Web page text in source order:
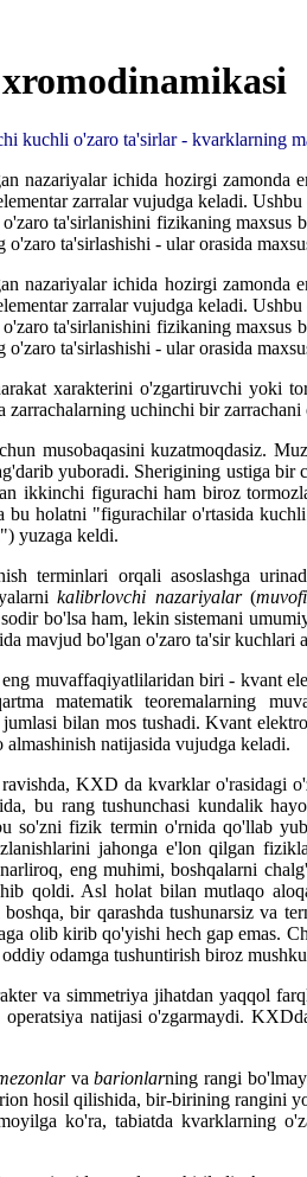
kuchli o'zaro ta'sirlar - kvarklarning
nazariyalar ichida hozirgi zamonda
zarralar vujudga keladi.
ta'sirlanishini fizikaning
ta'sirlashishi - ular orasida
nazariyalar ichida hozirgi zamonda
zarralar vujudga keladi.
ta'sirlanishini fizikaning
ta'sirlashishi - ular orasida
xarakterini o'zgartiruvchi yoki
uchinchi bir
musobaqasini kuzatmoqdasiz.
yuboradi. Sherigining ustiga bir
ikkinchi figurachi ham biroz
holatni "figurachilar o'rtasida
yuzaga keldi.
terminlari orqali asoslashga
kalibrlovchi nazariyalar(
bo'lsa ham, lekin sistemani
mavjud bo'lgan o'zaro ta'sir
muvaffaqiyatlilaridan biri - kvant
matematik teoremalarning
bilan mos tushadi. Kvant
natijasida vujudga keladi.
KXD da kvarklar o'rasidagi
bu rang tushunchasi kundalik
so'zni fizik termin o'rnida qo'llab
jahonga e'lon qilgan
eng muhimi, boshqalarni
qoldi. Asl holat bilan mutlaqo
bir qarashda tushunarsiz va
olib kirib qo'yishi hech gap emas.
odamga tushuntirish biroz
va simmetriya jihatdan yaqqol
natijasi o'zgarmaydi.
vabarionlarning rangi
hosil qilishida, bir-birining rangini
ko'ra, tabiatda kvarklarning